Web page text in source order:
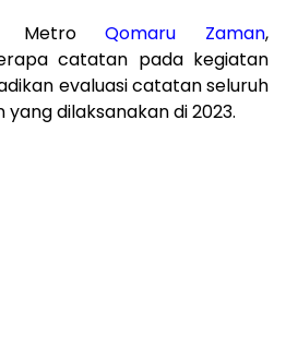
MetroQomaru Zaman,
catatan pada kegiatan
evaluasi catatan seluruh
dilaksanakan di 2023.